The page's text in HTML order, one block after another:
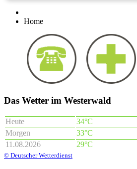
Home
Das Wetter im Westerwald
Heute
34°C
Morgen
33°C
11.08.2026
29°C
© Deutscher Wetterdienst